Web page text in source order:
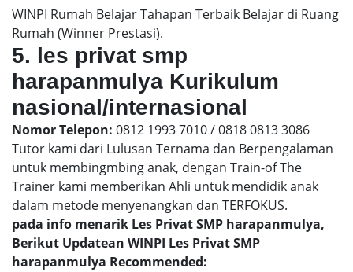
WINPI Rumah Belajar Tahapan Terbaik Belajar di Ruang
Rumah (Winner Prestasi).
5. les privat smp
harapanmulya Kurikulum
nasional/internasional
Nomor Telepon: 0812 1993 7010 / 0818 0813 3086
Tutor kami dari Lulusan Ternama dan Berpengalaman
untuk membingmbing anak, dengan Train-of The
Trainer kami memberikan Ahli untuk mendidik anak
dalam metode menyenangkan dan TERFOKUS.
pada info menarik Les Privat SMP harapanmulya,
Berikut Updatean WINPI Les Privat SMP
harapanmulya Recommended: